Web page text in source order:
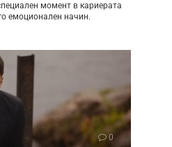
момент в кариерата
емоционален начин.
0